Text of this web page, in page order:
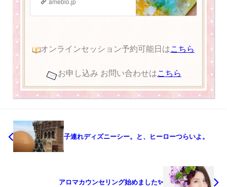
オンラインセッション予約可能日はこちら
お申し込み お問い合わせはこちら
子連れディズニーシー。と、ヒーローつらいよ。
アロマカウンセリング始めました✨